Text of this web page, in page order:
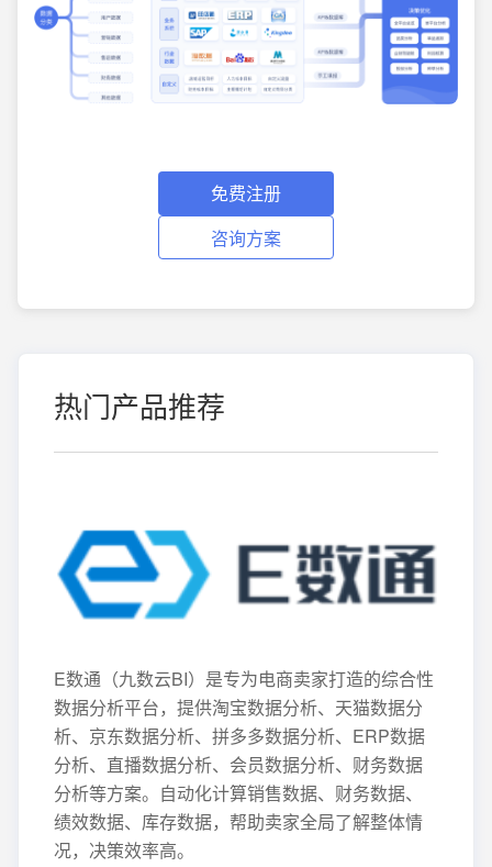
免费注册
咨询方案
热门产品推荐
E数通（九数云BI）是专为电商卖家打造的综合性
数据分析平台，提供淘宝数据分析、天猫数据分
析、京东数据分析、拼多多数据分析、ERP数据
分析、直播数据分析、会员数据分析、财务数据
分析等方案。自动化计算销售数据、财务数据、
绩效数据、库存数据，帮助卖家全局了解整体情
况，决策效率高。